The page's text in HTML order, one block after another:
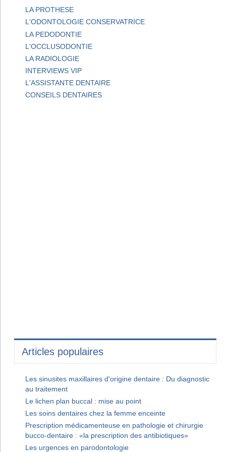
LA PROTHESE
L'ODONTOLOGIE CONSERVATRICE
LA PEDODONTIE
L'OCCLUSODONTIE
LA RADIOLOGIE
INTERVIEWS VIP
L'ASSISTANTE DENTAIRE
CONSEILS DENTAIRES
Articles populaires
Les sinusites maxillaires d'origine dentaire : Du diagnostic
au traitement
Le lichen plan buccal : mise au point
Les soins dentaires chez la femme enceinte
Prescription médicamenteuse en pathologie et chirurgie
bucco-dentaire : «la prescription des antibiotiques»
Les urgences en parodontologie